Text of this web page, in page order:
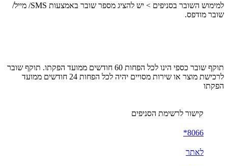
למימוש השובר בסניפים > יש להציג מספר שובר באמצעות SMS/ מייל/
שובר מודפס.
תוקף שובר כספי הינו לכל הפחות 60 חודשים ממועד הפקתו. תוקף שובר
לרכישת מוצר או שירות מסויים יהיה לכל הפחות 24 חודשים ממועד
הפקתו
קישור לרשימת הסניפים
8066*
לאתר